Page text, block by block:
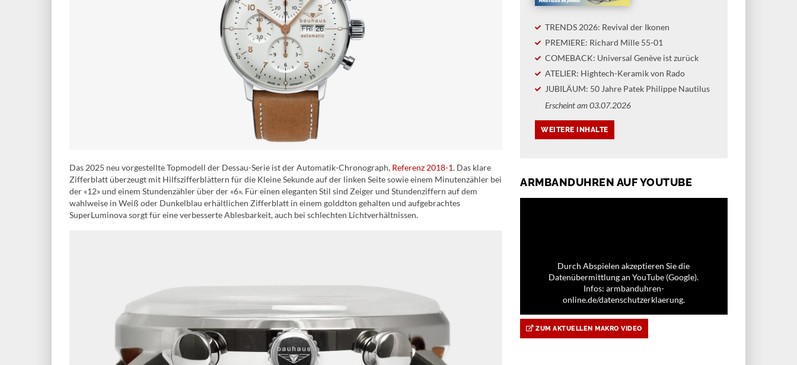
Das 2025 neu vorgestellte Topmodell der Dessau-Serie ist der Automatik-Chronograph, Referenz 2018-1. Das klare
Zifferblatt überzeugt mit Hilfszifferblättern für die Kleine Sekunde auf der linken Seite sowie einem Minutenzähler bei
der «12» und einem Stundenzähler über der «6». Für einen eleganten Stil sind Zeiger und Stundenziffern auf dem
wahlweise in Weiß oder Dunkelblau erhältlichen Zifferblatt in einem golddton gehalten und aufgebrachtes
SuperLuminova sorgt für eine verbesserte Ablesbarkeit, auch bei schlechten Lichtverhältnissen.
TRENDS 2026: Revival der Ikonen
PREMIERE: Richard Mille 55-01
COMEBACK: Universal Genève ist zurück
ATELIER: Hightech-Keramik von Rado
JUBILÄUM: 50 Jahre Patek Philippe Nautilus
Erscheint am 03.07.2026
ARMBANDUHREN AUF YOUTUBE
Durch Abspielen akzeptieren Sie die
Datenübermittlung an YouTube (Google).
Infos: armbanduhren-
online.de/datenschutzerklaerung.
ZUM AKTUELLEN MAKRO VIDEO